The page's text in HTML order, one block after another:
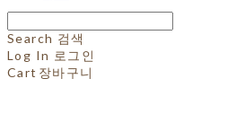
Search 검색
Log In 로그인
Cart 장바구니